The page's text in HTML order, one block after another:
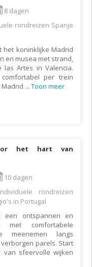
8 dagen
rondreizen Spanje
het koninklijke Madrid
en musea met strand,
las Artes in Valencia.
per trein
... Toon meer
het hart van
10 dagen
rondreizen
in Portugal
een ontspannen en
met comfortabele
meenemen langs
parels. Start
van sfeervolle wijken